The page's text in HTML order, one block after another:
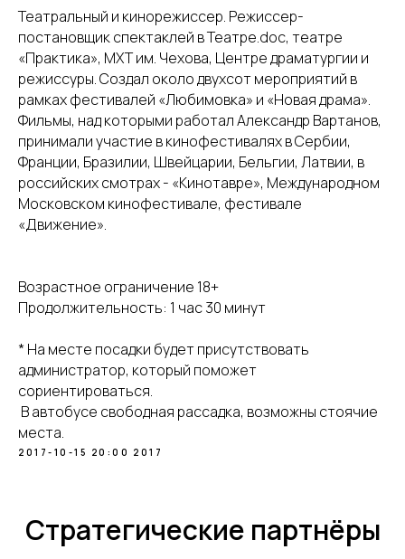
Театральный и кинорежиссер. Режиссер-
постановщик спектаклей в Театре.doc, театре
«Практика», МХТ им. Чехова, Центре драматургии и
режиссуры. Создал около двухсот мероприятий в
рамках фестивалей «Любимовка» и «Новая драма».
Фильмы, над которыми работал Александр Вартанов,
принимали участие в кинофестивалях в Сербии,
Франции, Бразилии, Швейцарии, Бельгии, Латвии, в
российских смотрах - «Кинотавре», Международном
Московском кинофестивале, фестивале
«Движение».
Возрастное ограничение 18+
Продолжительность: 1 час 30 минут
* На месте посадки будет присутствовать
администратор, который поможет
сориентироваться.
В автобусе свободная рассадка, возможны стоячие
места.
2017-10-15 20:00 2017
Стратегические партнёры